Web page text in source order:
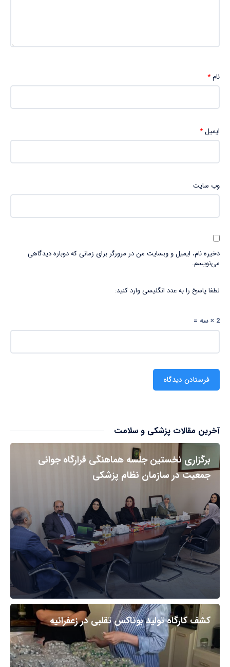
نام*
ایمیل*
وب‌ سایت
ذخیره نام، ایمیل و وبسایت من در مرورگر برای زمانی که دوباره دیدگاهی
می‌نویسم.
لطفا پاسخ را به عدد انگلیسی وارد کنید:
2 × سه =
آخرین مقالات پزشکی و سلامت
برگزاری نخستین جلسه هماهنگی قرارگاه جوانی
جمعیت در سازمان نظام پزشکی
کشف کارگاه تولید بوتاکس تقلبی در زعفرانیه